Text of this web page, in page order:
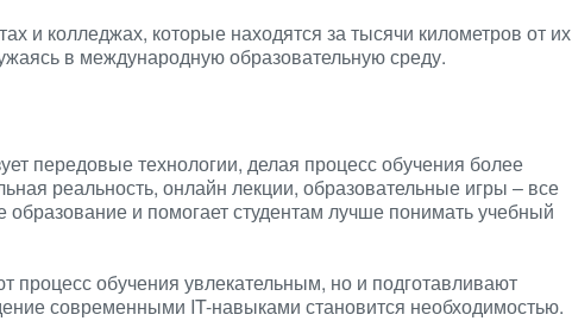
и колледжах, которые находятся за тысячи километров от их
в международную образовательную среду.
передовые технологии, делая процесс обучения более
реальность, онлайн лекции, образовательные игры – все
образование и помогает студентам лучше понимать учебный
процесс обучения увлекательным, но и подготавливают
современными IT-навыками становится необходимостью.